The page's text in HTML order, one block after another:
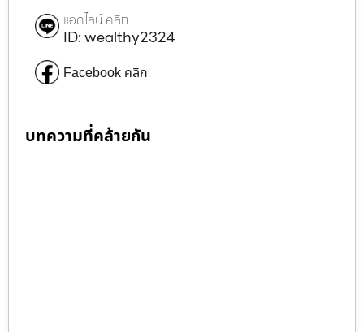
แอดไลน์ คลิก
ID: wealthy2324
Facebook คลิก
บทความที่คล้ายกัน